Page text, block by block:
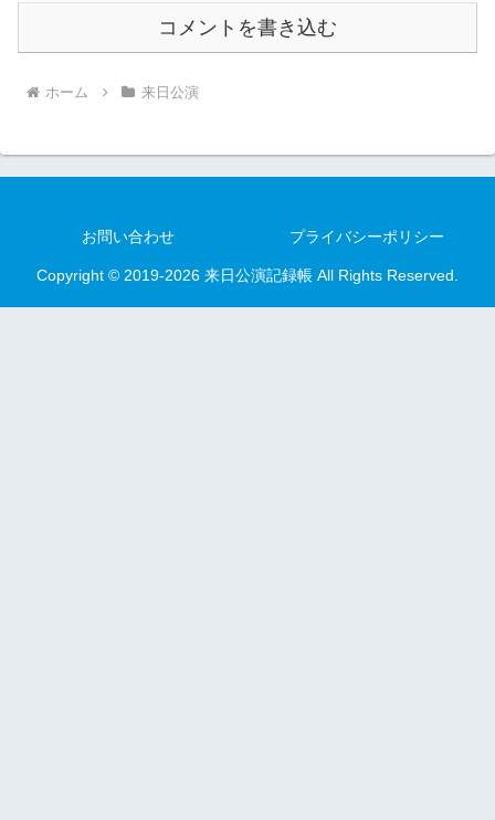
コメントを書き込む
ホーム 来日公演
お問い合わせ プライバシーポリシー
Copyright © 2019-2026 来日公演記録帳 All Rights Reserved.